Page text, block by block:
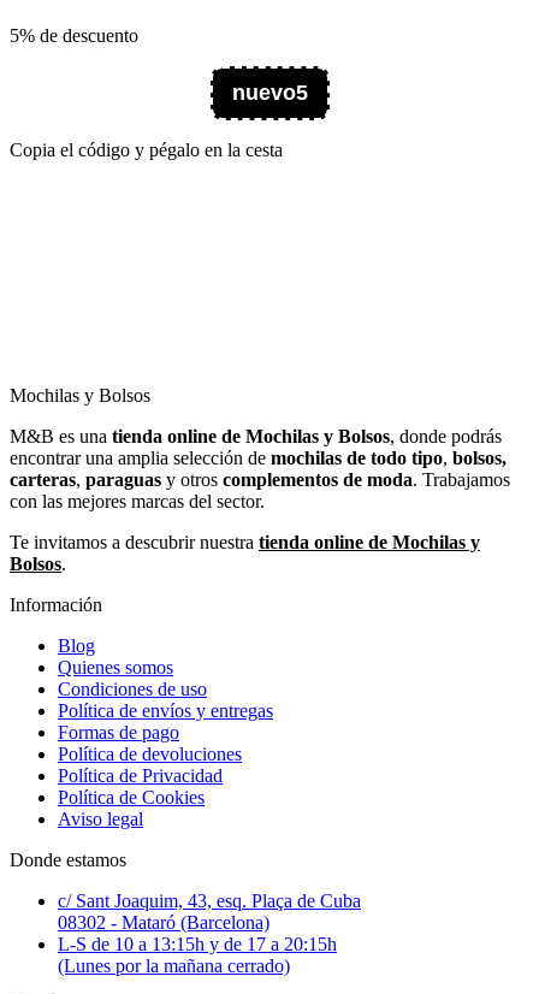
5% de descuento
nuevo5
Copia el código y pégalo en la cesta
Mochilas y Bolsos
M&B es una tienda online de Mochilas y Bolsos, donde podrás
encontrar una amplia selección de mochilas de todo tipo, bolsos,
carteras, paraguas y otros complementos de moda. Trabajamos
con las mejores marcas del sector.
Te invitamos a descubrir nuestra tienda online de Mochilas y
Bolsos.
Información
Blog
Quienes somos
Condiciones de uso
Política de envíos y entregas
Formas de pago
Política de devoluciones
Política de Privacidad
Política de Cookies
Aviso legal
Donde estamos
c/ Sant Joaquim, 43, esq. Plaça de Cuba
08302 - Mataró (Barcelona)
L-S de 10 a 13:15h y de 17 a 20:15h
(Lunes por la mañana cerrado)